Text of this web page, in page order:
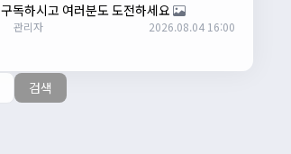
구독하시고 여러분도 도전하세요
관리자 2026.08.04 16:00
검색